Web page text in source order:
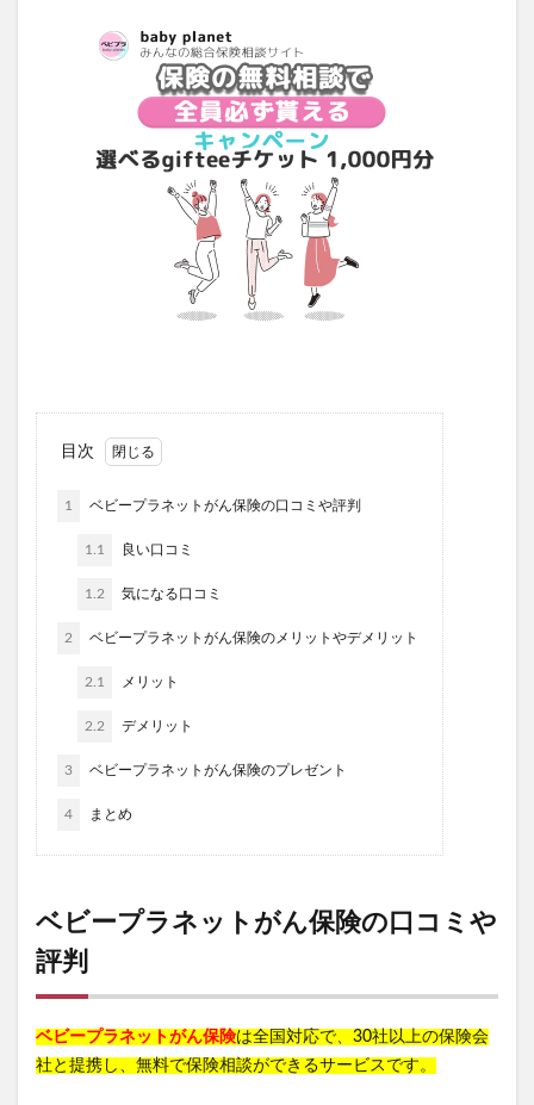
目次
1 ベビープラネットがん保険の口コミや評判
1.1 良い口コミ
1.2 気になる口コミ
2 ベビープラネットがん保険のメリットやデメリット
2.1 メリット
2.2 デメリット
3 ベビープラネットがん保険のプレゼント
4 まとめ
ベビープラネットがん保険の口コミや
評判
ベビープラネットがん保険は全国対応で、30社以上の保険会
社と提携し、無料で保険相談ができるサービスです。